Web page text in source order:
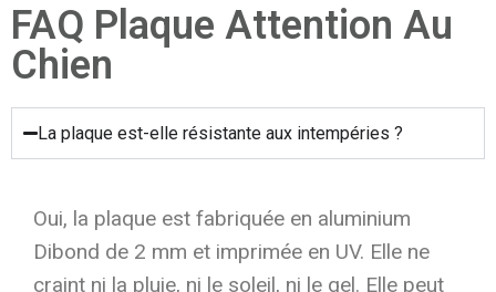
FAQ Plaque Attention Au
Chien
La plaque est-elle résistante aux intempéries ?
Oui, la plaque est fabriquée en aluminium
Dibond de 2 mm et imprimée en UV. Elle ne
craint ni la pluie, ni le soleil, ni le gel. Elle peut